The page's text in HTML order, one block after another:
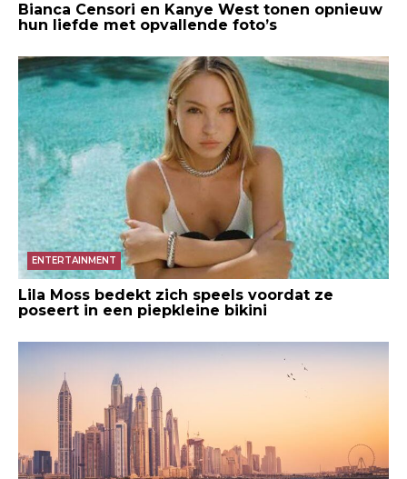
Bianca Censori en Kanye West tonen opnieuw
hun liefde met opvallende foto’s
ENTERTAINMENT
Lila Moss bedekt zich speels voordat ze
poseert in een piepkleine bikini